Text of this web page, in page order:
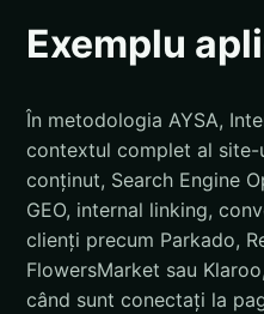
Exemplu
În metodologia AYSA,
contextul complet al site-
conținut, Search Engine
GEO, internal linking,
clienți precum Parkado,
FlowersMarket sau
când sunt conectați la